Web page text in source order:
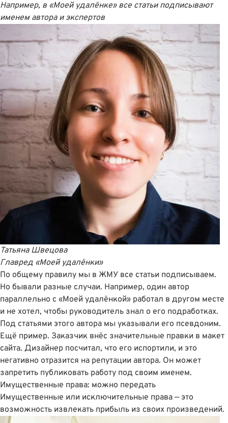
Например, в «Моей удалёнке» все статьи подписывают
именем автора и экспертов
Татьяна Швецова
Главред «Моей удалёнки»
По общему правилу мы в ЖМУ все статьи подписываем.
Но бывали разные случаи. Например, один автор
параллельно с «Моей удалёнкой» работал в другом месте
и не хотел, чтобы руководитель знал о его подработках.
Под статьями этого автора мы указывали его псевдоним.
Ещё пример. Заказчик внёс значительные правки в макет
сайта. Дизайнер посчитал, что его испортили, и это
негативно отразится на репутации автора. Он может
запретить публиковать работу под своим именем.
Имущественные права: можно передать
Имущественные или исключительные права — это
возможность извлекать прибыль из своих произведений.